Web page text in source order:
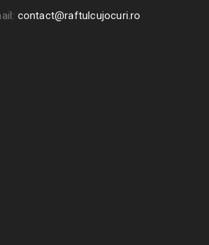
contact@raftulcujocuri.ro